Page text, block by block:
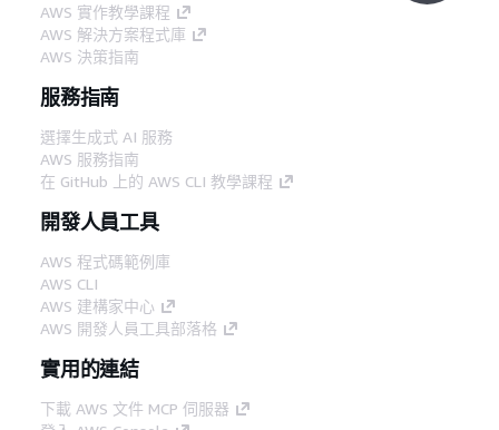
AWS 實作教學課程
AWS 解決方案程式庫
AWS 決策指南
服務指南
選擇生成式 AI 服務
AWS 服務指南
在 GitHub 上的 AWS CLI 教學課程
開發人員工具
AWS 程式碼範例庫
AWS CLI
AWS 建構家中心
AWS 開發人員工具部落格
實用的連結
下載 AWS 文件 MCP 伺服器